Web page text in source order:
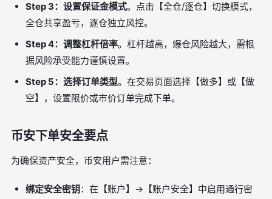
Step 3：设置保证金模式。点击【全仓/逐仓】切换模式，
全仓共享盈亏，逐仓独立风控。
Step 4：调整杠杆倍率。杠杆越高，爆仓风险越大，需根
据风险承受能力谨慎设置。
Step 5：选择订单类型。在交易页面选择【做多】或【做
空】，设置限价或市价订单完成下单。
币安下单安全要点
为确保资产安全，币安用户需注意：
绑定安全密钥：在【账户】→【账户安全】中启用通行密